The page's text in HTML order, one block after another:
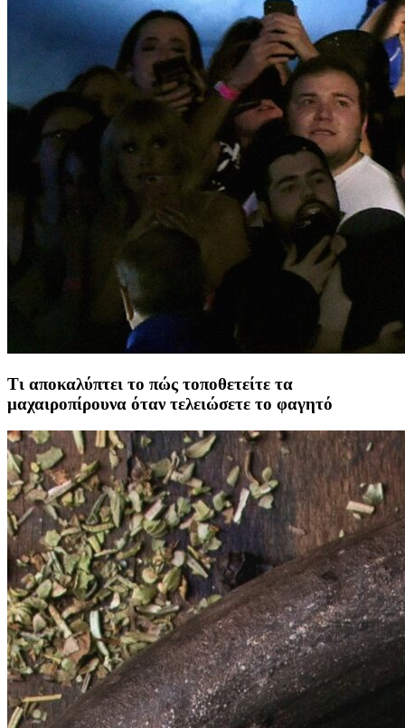
Τι αποκαλύπτει το πώς τοποθετείτε τα
μαχαιροπίρουνα όταν τελειώσετε το φαγητό